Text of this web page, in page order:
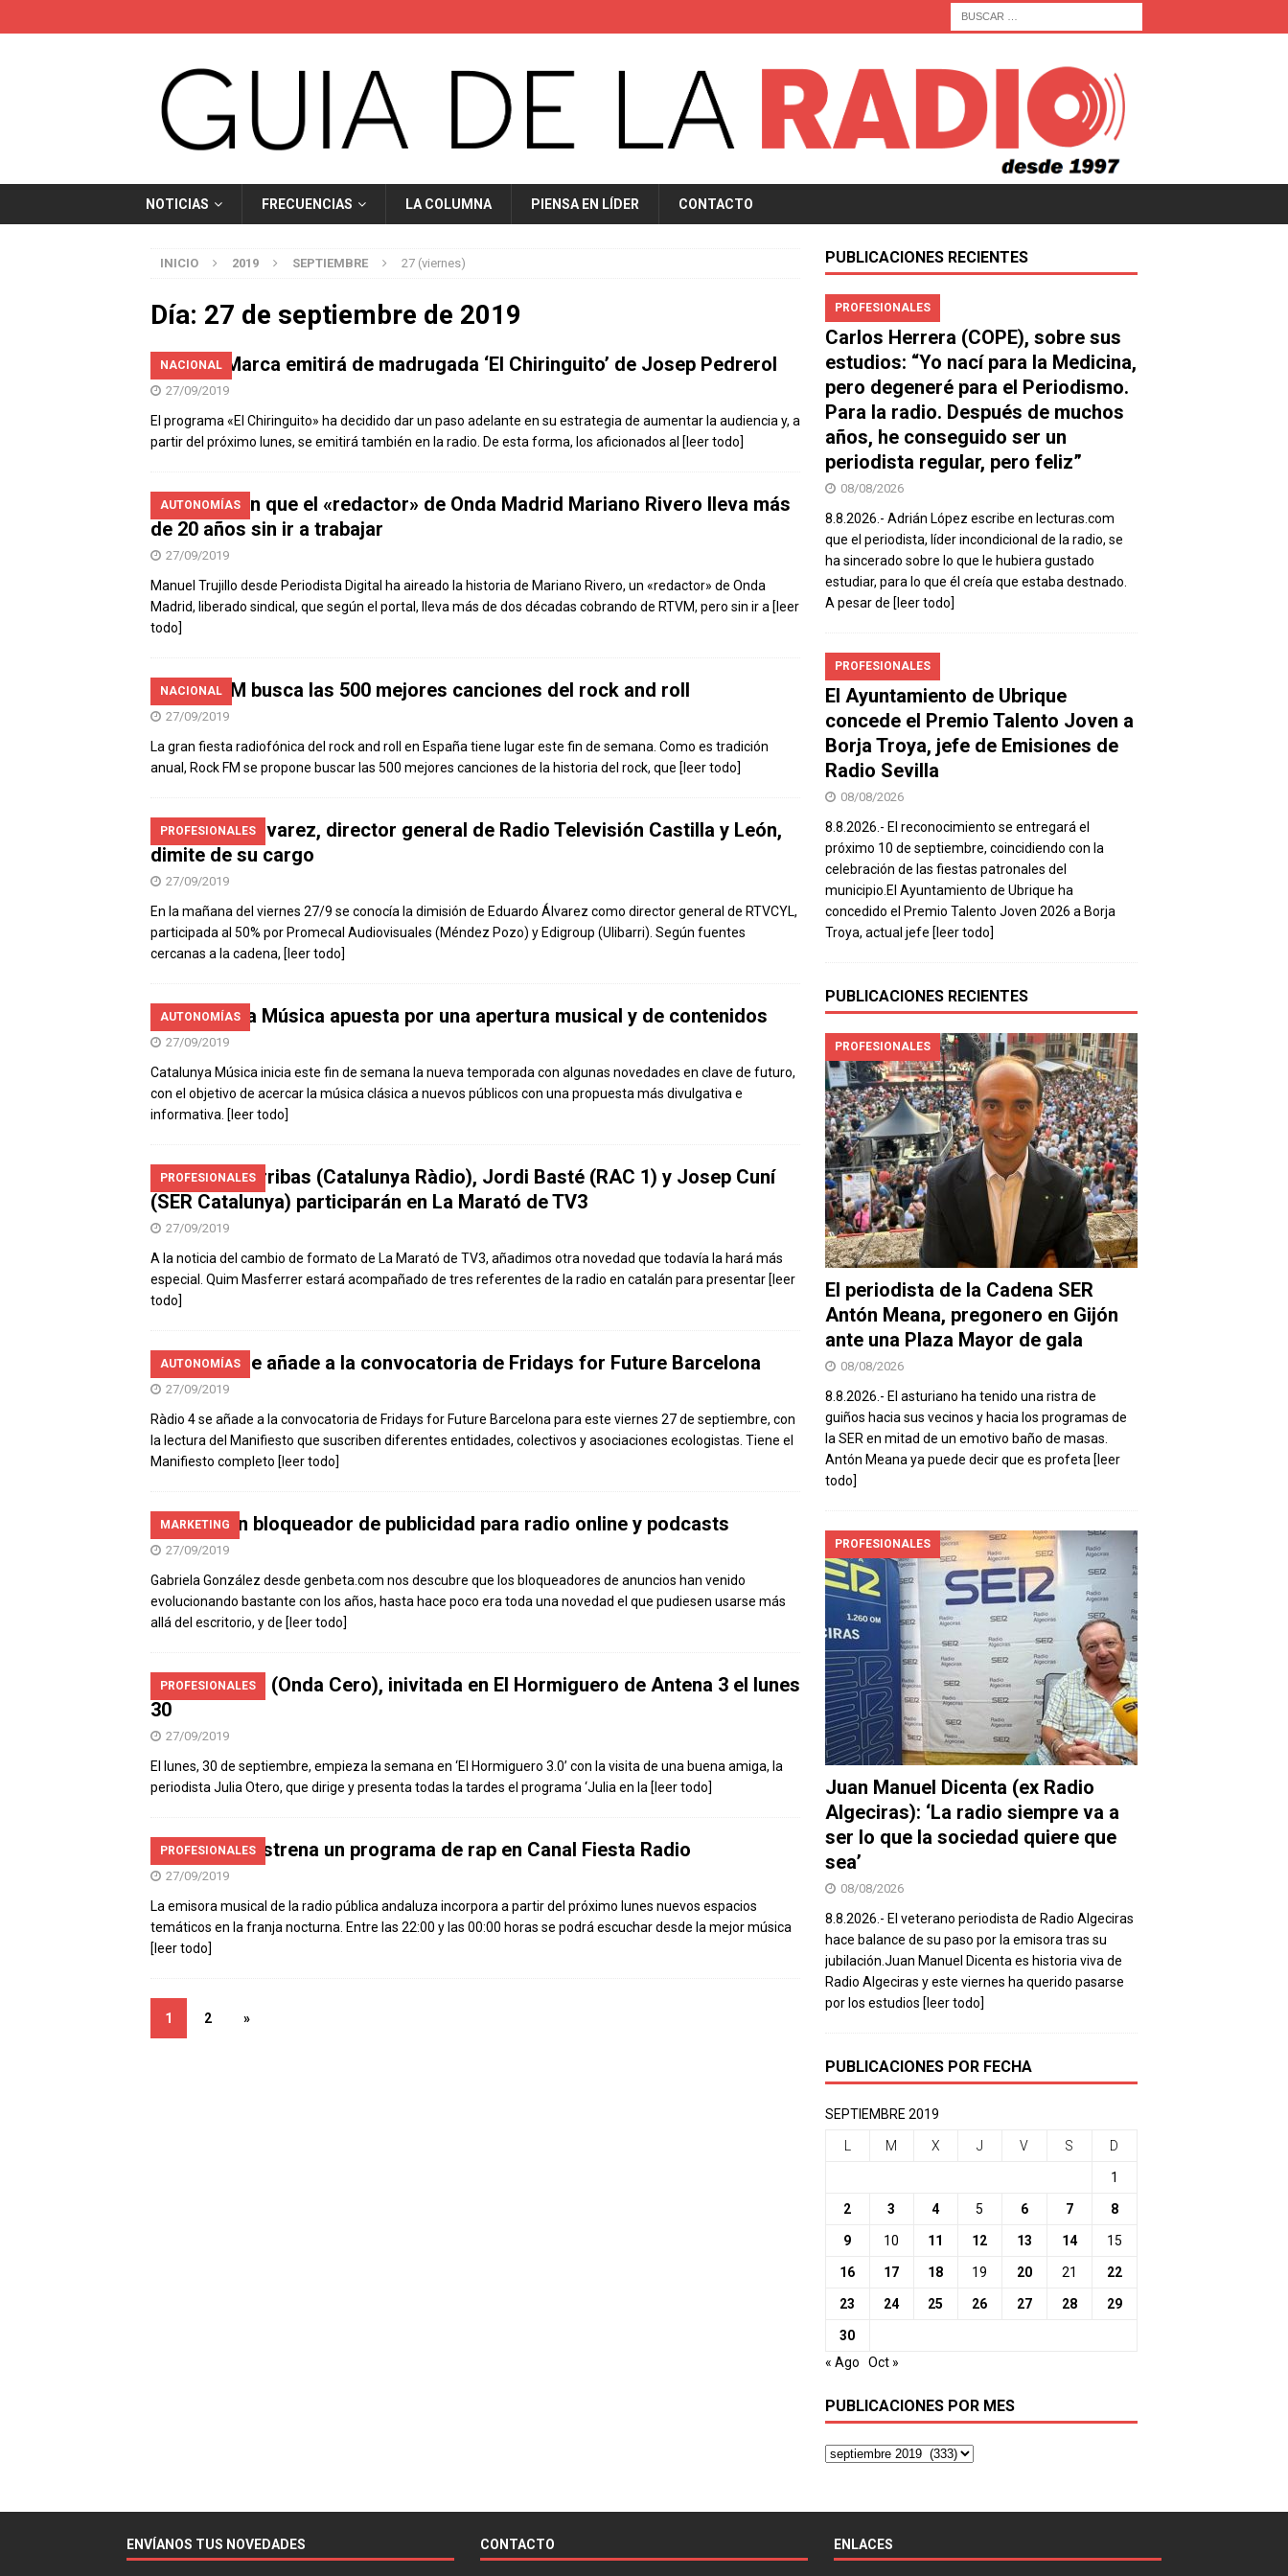
NOTICIAS FRECUENCIAS LA COLUMNA PIENSA EN LÍDER CONTACTO
INICIO 2019 SEPTIEMBRE 27 (viernes)
Día: 27 de septiembre de 2019
NACIONAL
Radio Marca emitirá de madrugada ‘El Chiringuito’ de Josep Pedrerol
27/09/2019
El programa «El Chiringuito» ha decidido dar un paso adelante en su estrategia de aumentar la audiencia y, a
partir del próximo lunes, se emitirá también en la radio. De esta forma, los aficionados al [leer todo]
AUTONOMÍAS
Denuncian que el «redactor» de Onda Madrid Mariano Rivero lleva más
de 20 años sin ir a trabajar
27/09/2019
Manuel Trujillo desde Periodista Digital ha aireado la historia de Mariano Rivero, un «redactor» de Onda
Madrid, liberado sindical, que según el portal, lleva más de dos décadas cobrando de RTVM, pero sin ir a [leer
todo]
NACIONAL
Rock FM busca las 500 mejores canciones del rock and roll
27/09/2019
La gran fiesta radiofónica del rock and roll en España tiene lugar este fin de semana. Como es tradición
anual, Rock FM se propone buscar las 500 mejores canciones de la historia del rock, que [leer todo]
PROFESIONALES
Eduardo Álvarez, director general de Radio Televisión Castilla y León,
dimite de su cargo
27/09/2019
En la mañana del viernes 27/9 se conocía la dimisión de Eduardo Álvarez como director general de RTVCYL,
participada al 50% por Promecal Audiovisuales (Méndez Pozo) y Edigroup (Ulibarri). Según fuentes
cercanas a la cadena, [leer todo]
AUTONOMÍAS
Catalunya Música apuesta por una apertura musical y de contenidos
27/09/2019
Catalunya Música inicia este fin de semana la nueva temporada con algunas novedades en clave de futuro,
con el objetivo de acercar la música clásica a nuevos públicos con una propuesta más divulgativa e
informativa. [leer todo]
PROFESIONALES
Mónica Terribas (Catalunya Ràdio), Jordi Basté (RAC 1) y Josep Cuní
(SER Catalunya) participarán en La Marató de TV3
27/09/2019
A la noticia del cambio de formato de La Marató de TV3, añadimos otra novedad que todavía la hará más
especial. Quim Masferrer estará acompañado de tres referentes de la radio en catalán para presentar [leer
todo]
AUTONOMÍAS
Ràdio 4 se añade a la convocatoria de Fridays for Future Barcelona
27/09/2019
Ràdio 4 se añade a la convocatoria de Fridays for Future Barcelona para este viernes 27 de septiembre, con
la lectura del Manifiesto que suscriben diferentes entidades, colectivos y asociaciones ecologistas. Tiene el
Manifiesto completo [leer todo]
MARKETING
Crean un bloqueador de publicidad para radio online y podcasts
27/09/2019
Gabriela González desde genbeta.com nos descubre que los bloqueadores de anuncios han venido
evolucionando bastante con los años, hasta hace poco era toda una novedad el que pudiesen usarse más
allá del escritorio, y de [leer todo]
PROFESIONALES
Julia Otero (Onda Cero), inivitada en El Hormiguero de Antena 3 el lunes
30
27/09/2019
El lunes, 30 de septiembre, empieza la semana en ‘El Hormiguero 3.0’ con la visita de una buena amiga, la
periodista Julia Otero, que dirige y presenta todas la tardes el programa ‘Julia en la [leer todo]
PROFESIONALES
ToteKing estrena un programa de rap en Canal Fiesta Radio
27/09/2019
La emisora musical de la radio pública andaluza incorpora a partir del próximo lunes nuevos espacios
temáticos en la franja nocturna. Entre las 22:00 y las 00:00 horas se podrá escuchar desde la mejor música
[leer todo]
1 2 »
PUBLICACIONES RECIENTES
PROFESIONALES
Carlos Herrera (COPE), sobre sus
estudios: “Yo nací para la Medicina,
pero degeneré para el Periodismo.
Para la radio. Después de muchos
años, he conseguido ser un
periodista regular, pero feliz”
08/08/2026
8.8.2026.- Adrián López escribe en lecturas.com
que el periodista, líder incondicional de la radio, se
ha sincerado sobre lo que le hubiera gustado
estudiar, para lo que él creía que estaba destnado.
A pesar de [leer todo]
PROFESIONALES
El Ayuntamiento de Ubrique
concede el Premio Talento Joven a
Borja Troya, jefe de Emisiones de
Radio Sevilla
08/08/2026
8.8.2026.- El reconocimiento se entregará el
próximo 10 de septiembre, coincidiendo con la
celebración de las fiestas patronales del
municipio.El Ayuntamiento de Ubrique ha
concedido el Premio Talento Joven 2026 a Borja
Troya, actual jefe [leer todo]
PUBLICACIONES RECIENTES
PROFESIONALES
El periodista de la Cadena SER
Antón Meana, pregonero en Gijón
ante una Plaza Mayor de gala
08/08/2026
8.8.2026.- El asturiano ha tenido una ristra de
guiños hacia sus vecinos y hacia los programas de
la SER en mitad de un emotivo baño de masas.
Antón Meana ya puede decir que es profeta [leer
todo]
PROFESIONALES
Juan Manuel Dicenta (ex Radio
Algeciras): ‘La radio siempre va a
ser lo que la sociedad quiere que
sea’
08/08/2026
8.8.2026.- El veterano periodista de Radio Algeciras
hace balance de su paso por la emisora tras su
jubilación.Juan Manuel Dicenta es historia viva de
Radio Algeciras y este viernes ha querido pasarse
por los estudios [leer todo]
PUBLICACIONES POR FECHA
SEPTIEMBRE 2019
L M X J V S D
1
2 3 4 5 6 7 8
9 10 11 12 13 14 15
16 17 18 19 20 21 22
23 24 25 26 27 28 29
30
« Ago
Oct »
PUBLICACIONES POR MES
ENVÍANOS TUS NOVEDADES CONTACTO ENLACES